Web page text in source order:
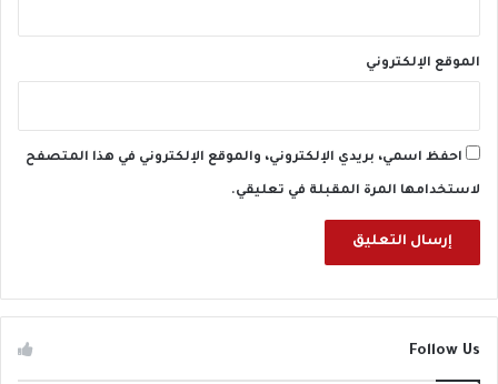
الموقع الإلكتروني
احفظ اسمي، بريدي الإلكتروني، والموقع الإلكتروني في هذا المتصفح
لاستخدامها المرة المقبلة في تعليقي.
Follow Us